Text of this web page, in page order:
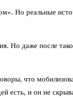
Но реальные
Но даже после
что
есть, и он не